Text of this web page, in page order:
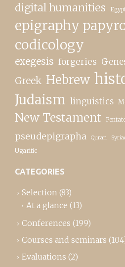
digital humanities
epigraphy
codicology
exegesis forgeries
Greek Hebrew
Judaism linguistics
New Testament
pseudepigrapha Quran
Ugaritic
CATEGORIES
Selection (83)
At a glance (13)
Conferences (199)
Courses and seminars
Evaluations (2)